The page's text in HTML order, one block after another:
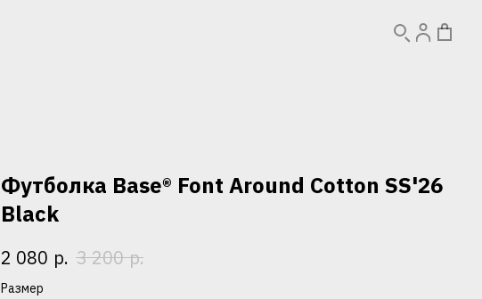
Футболка Base® Font Around Cotton SS'26
Black
2 080 р. 3 200 р.
Размер